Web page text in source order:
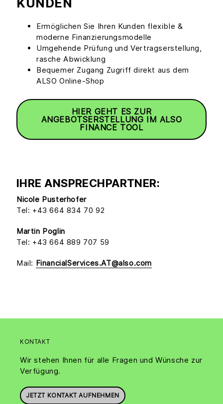
KUNDEN
Ermöglichen Sie Ihren Kunden flexible &
moderne Finanzierungsmodelle
Umgehende Prüfung und Vertragserstellung,
rasche Abwicklung
Bequemer Zugang Zugriff direkt aus dem
ALSO Online-Shop
HIER GEHT ES ZUR
ANGEBOTSERSTELLUNG IM ALSO
FINANCE TOOL
IHRE ANSPRECHPARTNER:
Nicole Pusterhofer
Tel: +43 664 834 70 92
Martin Poglin
Tel: +43 664 889 707 59
Mail: FinancialServices.AT@also.com
KONTAKT
Wir stehen Ihnen für alle Fragen und Wünsche zur
Verfügung.
JETZT KONTAKT AUFNEHMEN